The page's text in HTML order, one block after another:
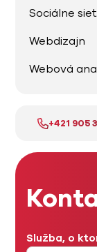
Sociálne
Webdizajn
Webová
+421 905
Služba, o